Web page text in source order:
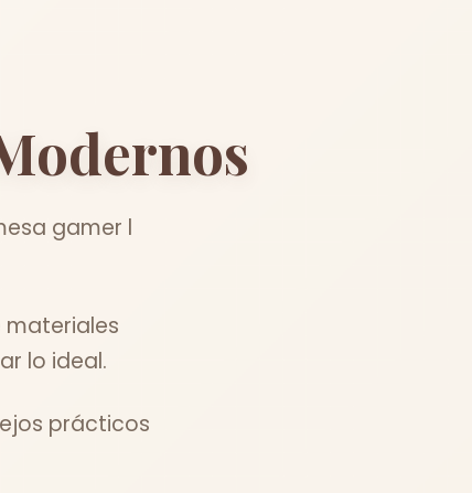
gamer l
materiales
lo ideal.
prácticos